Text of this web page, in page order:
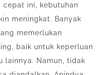
cepat ini, kebutuhan
meningkat. Banyak
memerlukan
baik untuk keperluan
lainnya. Namun, tidak